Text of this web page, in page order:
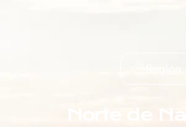
Norte de